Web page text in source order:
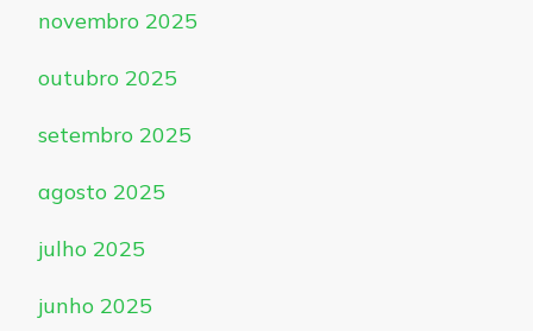
novembro 2025
outubro 2025
setembro 2025
agosto 2025
julho 2025
junho 2025